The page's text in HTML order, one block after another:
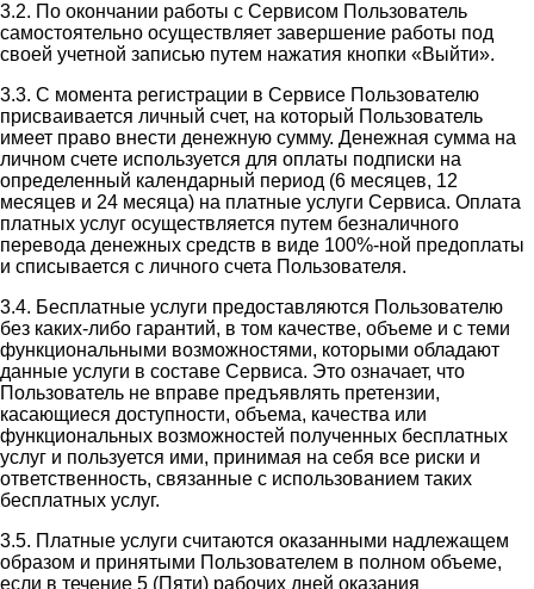
3.2. По окончании работы с Сервисом Пользователь
самостоятельно осуществляет завершение работы под
своей учетной записью путем нажатия кнопки «Выйти».
3.3. С момента регистрации в Сервисе Пользователю
присваивается личный счет, на который Пользователь
имеет право внести денежную сумму. Денежная сумма на
личном счете используется для оплаты подписки на
определенный календарный период (6 месяцев, 12
месяцев и 24 месяца) на платные услуги Сервиса. Оплата
платных услуг осуществляется путем безналичного
перевода денежных средств в виде 100%-ной предоплаты
и списывается с личного счета Пользователя.
3.4. Бесплатные услуги предоставляются Пользователю
без каких-либо гарантий, в том качестве, объеме и с теми
функциональными возможностями, которыми обладают
данные услуги в составе Сервиса. Это означает, что
Пользователь не вправе предъявлять претензии,
касающиеся доступности, объема, качества или
функциональных возможностей полученных бесплатных
услуг и пользуется ими, принимая на себя все риски и
ответственность, связанные с использованием таких
бесплатных услуг.
3.5. Платные услуги считаются оказанными надлежащем
образом и принятыми Пользователем в полном объеме,
если в течение 5 (Пяти) рабочих дней оказания